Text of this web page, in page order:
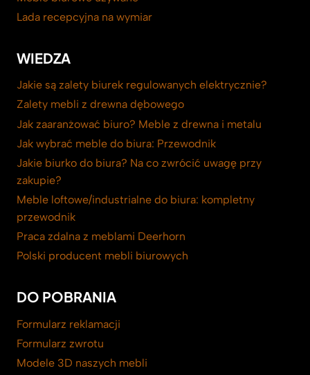
Lada recepcyjna na wymiar
WIEDZA
Jakie są zalety biurek regulowanych elektrycznie?
Zalety mebli z drewna dębowego
Jak zaaranżować biuro? Meble z drewna i metalu
Jak wybrać meble do biura: Przewodnik
Jakie biurko do biura? Na co zwrócić uwagę przy
zakupie?
Meble loftowe/industrialne do biura: kompletny
przewodnik
Praca zdalna z meblami Deerhorn
Polski producent mebli biurowych
DO POBRANIA
Formularz reklamacji
Formularz zwrotu
Modele 3D naszych mebli